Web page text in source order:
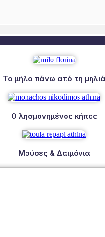
Το μήλο πάνω από τη μηλιά
Ο λησμονημένος κήπος
Μούσες & Δαιμόνια